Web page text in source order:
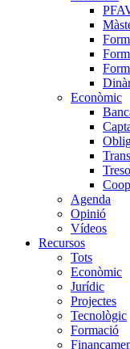
Econòmic
Agenda
Opinió
Vídeos
Recursos
Tots
Econòmic
Jurídic
Projectes
Tecnològic
Formació